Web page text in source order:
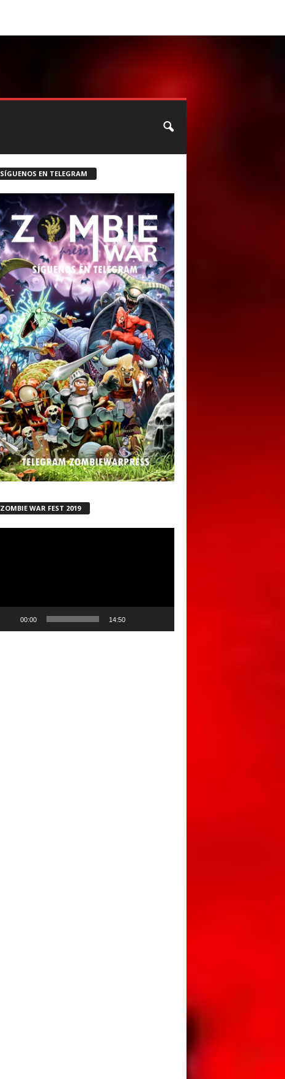
SÍGUENOS EN TELEGRAM
ZOMBIE WAR FEST 2019
00:00 14:50